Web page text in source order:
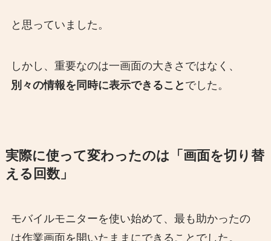
と思っていました。
しかし、重要なのは一画面の大きさではなく、
別々の情報を同時に表示できること でした。
実際に使って変わったのは「画面を切り替
える回数」
モバイルモニターを使い始めて、最も助かったの
は作業画面を開いたままにできることでした。